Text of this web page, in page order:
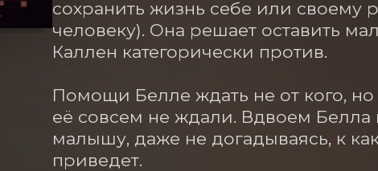
сохранить жизнь себе или своему
человеку). Она решает оставить
Каллен категорически против.
Помощи Белле ждать не от кого, но
её совсем не ждали. Вдвоем Белла
малышу, даже не догадываясь, к
приведет.